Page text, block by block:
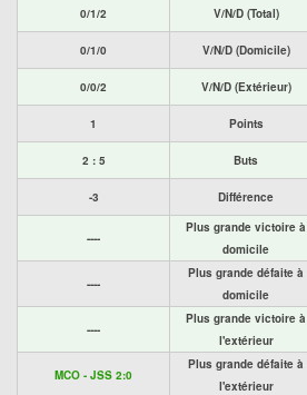
0/1/2 V/N/D (Total)
0/1/0 V/N/D (Domicile)
0/0/2 V/N/D (Extérieur)
1 Points
2 : 5 Buts
-3 Différence
----
Plus grande victoire à
domicile
----
Plus grande défaite à
domicile
----
Plus grande victoire à
l'extérieur
MCO - JSS 2:0
Plus grande défaite à
l'extérieur